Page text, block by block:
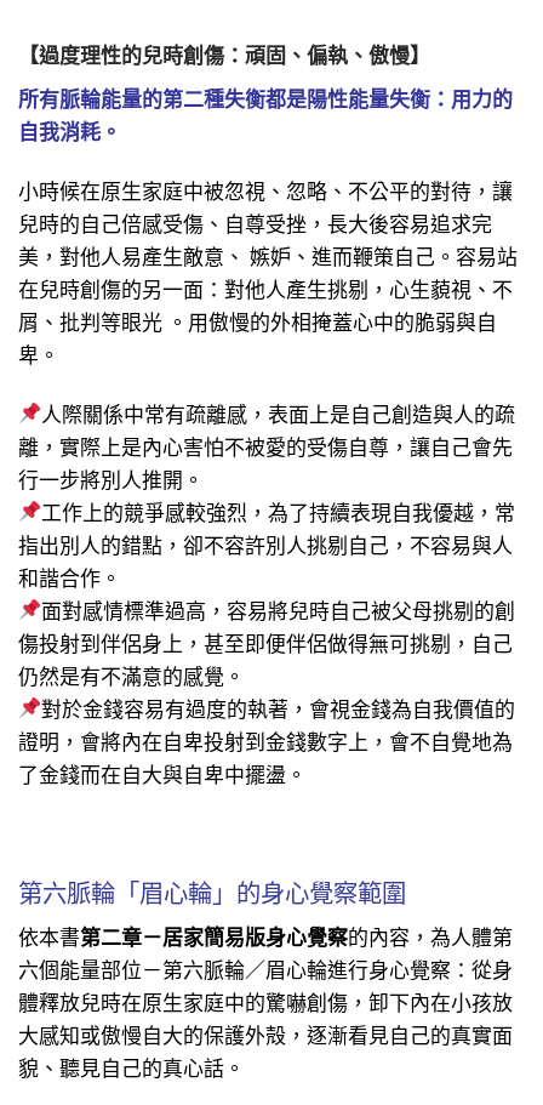
【過度理性的兒時創傷：頑固、偏執、傲慢】
所有脈輪能量的第二種失衡都是陽性能量失衡： 用力的
自我消耗。
小時候在原生家庭中被忽視、忽略、不公平的對待，讓
兒時的自己倍感受傷、自尊受挫，長大後容易追求完
美，對他人易產生敵意、 嫉妒、進而鞭策自己。容易站
在兒時創傷的另一面：對他人產生挑剔，心生藐視、不
屑、批判等眼光 。用傲慢的外相掩蓋心中的脆弱與自
卑。
人際關係中常有疏離感，表面上是自己創造與人的疏
離，實際上是內心害怕不被愛的受傷自尊，讓自己會先
行一步將別人推開。
工作上的競爭感較強烈，為了持續表現自我優越，常
指出別人的錯點，卻不容許別人挑剔自己，不容易與人
和諧合作。
面對感情標準過高，容易將兒時自己被父母挑剔的創
傷投射到伴侶身上，甚至即便伴侶做得無可挑剔，自己
仍然是有不滿意的感覺。
對於金錢容易有過度的執著，會視金錢為自我價值的
證明，會將內在自卑投射到金錢數字上，會不自覺地為
了金錢而在自大與自卑中擺盪。
第六脈輪「眉心輪」的身心覺察範圍
依本書第二章－居家簡易版身心覺察的內容， 為人體第
六個能量部位－第六脈輪／眉心輪進行身心覺察：從身
體釋放兒時在原生家庭中的驚嚇創傷，卸下內在小孩放
大感知或傲慢自大的保護外殻，逐漸看見自己的真實面
貌、聽見自己的真心話。